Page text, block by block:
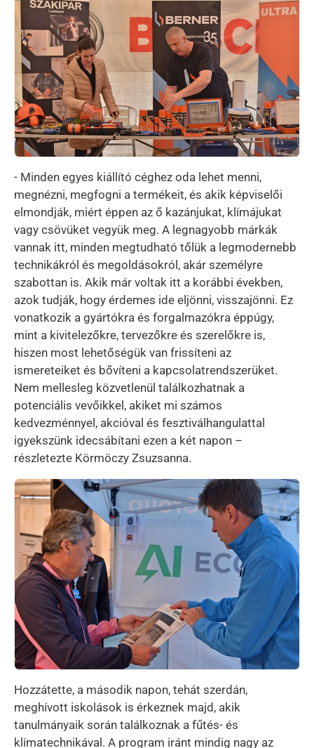
- Minden egyes kiállító céghez oda lehet menni,
megnézni, megfogni a termékeit, és akik képviselői
elmondják, miért éppen az ő kazánjukat, klímájukat
vagy csövüket vegyük meg. A legnagyobb márkák
vannak itt, minden megtudható tőlük a legmodernebb
technikákról és megoldásokról, akár személyre
szabottan is. Akik már voltak itt a korábbi években,
azok tudják, hogy érdemes ide eljönni, visszajönni. Ez
vonatkozik a gyártókra és forgalmazókra éppúgy,
mint a kivitelezőkre, tervezőkre és szerelőkre is,
hiszen most lehetőségük van frissíteni az
ismereteiket és bővíteni a kapcsolatrendszerüket.
Nem mellesleg közvetlenül találkozhatnak a
potenciális vevőikkel, akiket mi számos
kedvezménnyel, akcióval és fesztiválhangulattal
igyekszünk idecsábítani ezen a két napon –
részletezte Körmöczy Zsuzsanna.
Kép
Hozzátette, a második napon, tehát szerdán,
meghívott iskolások is érkeznek majd, akik
tanulmányaik során találkoznak a fűtés- és
klímatechnikával. A program iránt mindig nagy az